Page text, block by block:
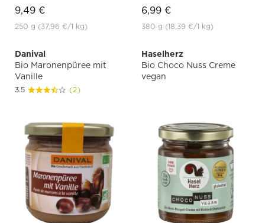
9,49 €
250 g (37,96 €/1 kg)
6,99 €
380 g (18,39 €/1 kg)
Danival
Bio Maronenpüree mit
Vanille
3.5 (2)
Haselherz
Bio Choco Nuss Creme
vegan